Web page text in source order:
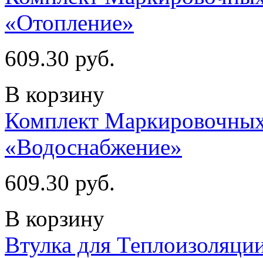
«Отопление»
609.30 руб.
В корзину
Комплект
«Водоснабжение»
609.30 руб.
В корзину
Втулка для